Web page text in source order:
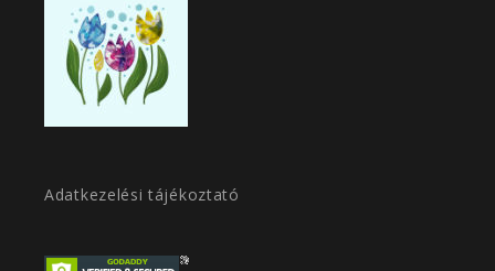
Adatkezelési tájékoztató